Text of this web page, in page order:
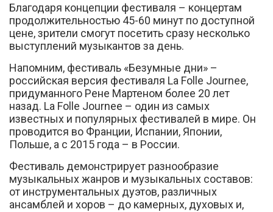
Благодаря концепции фестиваля – концертам
продолжительностью 45-60 минут по доступной
цене, зрители смогут посетить сразу несколько
выступлений музыкантов за день.
Напомним, фестиваль «Безумные дни» –
российская версия фестиваля La Folle Journee,
придуманного Рене Мартеном более 20 лет
назад. La Folle Journee – один из самых
известных и популярных фестивалей в мире. Он
проводится во Франции, Испании, Японии,
Польше, а с 2015 года – в России.
Фестиваль демонстрирует разнообразие
музыкальных жанров и музыкальных составов:
от инструментальных дуэтов, различных
ансамблей и хоров – до камерных, духовых и,